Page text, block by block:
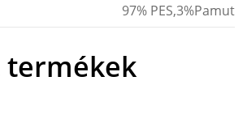
97% PES,3%Pamut